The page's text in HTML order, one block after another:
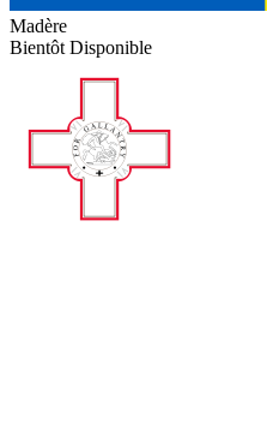
Madère
Bientôt Disponible